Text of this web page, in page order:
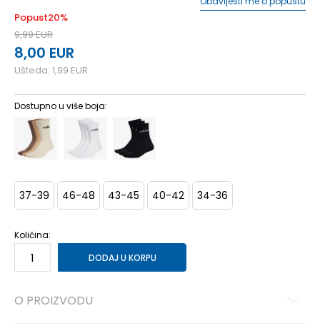
Popust20%
9,99EUR
8,00 EUR
Ušteda: 1,99 EUR
Dostupno u više boja:
37-39 46-48 43-45 40-42 34-36
Količina:
DODAJ U KORPU
O PROIZVODU